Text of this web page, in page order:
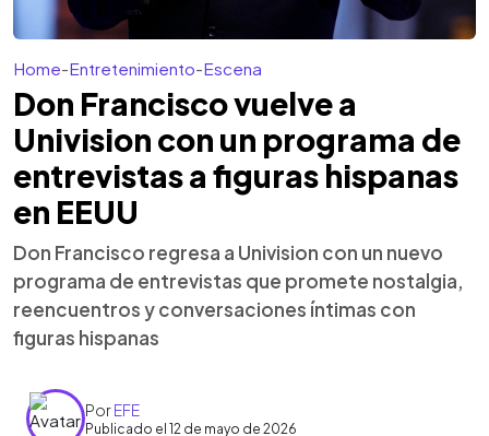
Home-Entretenimiento-Escena
Don Francisco vuelve a
Univision con un programa de
entrevistas a figuras hispanas
en EEUU
Don Francisco regresa a Univision con un nuevo
programa de entrevistas que promete nostalgia,
reencuentros y conversaciones íntimas con
figuras hispanas
PorEFE
Publicado el 12 de mayo de 2026